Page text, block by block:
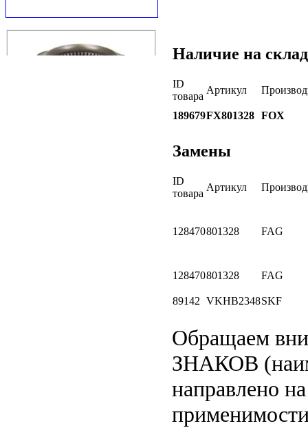
Наличие на
ID
товара
Артикул
189679FX801328 FOX
Замены
ID
товара
Артикул
128470801328 FAG
128470801328 FAG
89142 VKHB2348SKF
Обращаем
ЗНАКОВ
направлено